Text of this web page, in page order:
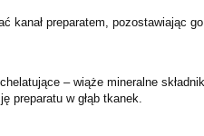
kanał preparatem, pozostawiając
– wiąże mineralne
preparatu w głąb tkanek.